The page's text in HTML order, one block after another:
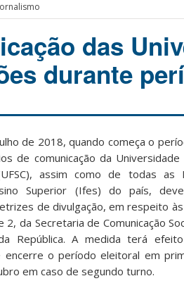
das
durante
de 2018, quando começa o
de comunicação da
assim como de todas as
Superior (Ifes) do país,
de divulgação, em respeito
2, da Secretaria de Comunicação
República. A medida terá
encerre o período eleitoral em
em caso de segundo turno.